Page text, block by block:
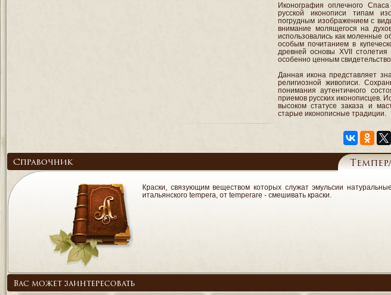
Иконография оплечного
русской иконописи типам
погрудным изображением с
внимание молящегося на
использовались как моленные
особым почитанием в
древней основы XVII
особенно ценным
Данная икона представляет
религиозной живописи.
понимания аутентичного
приемов русских иконописцев.
высоком статусе заказа и
старые иконописные традиции.
Справочник
Краски, связующим веществом которых служат эмульсии
итальянского tempera, от temperare - смешивать краски.
Вас может заинтересовать